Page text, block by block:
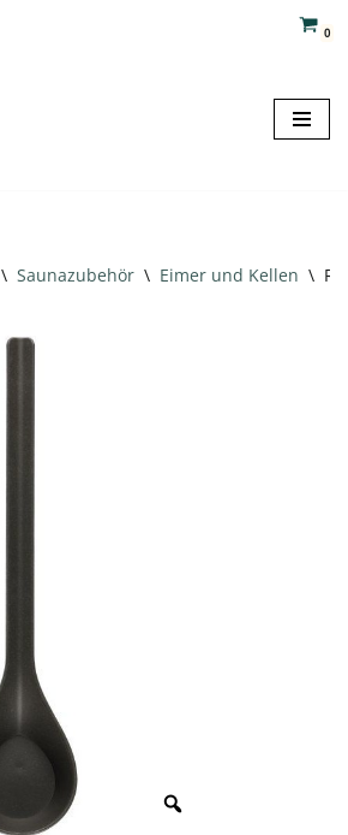
0
\ Saunazubehör \ Eimer und Kellen \